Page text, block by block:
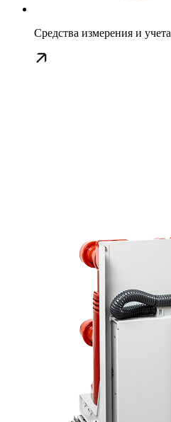
Средства измерения и учета